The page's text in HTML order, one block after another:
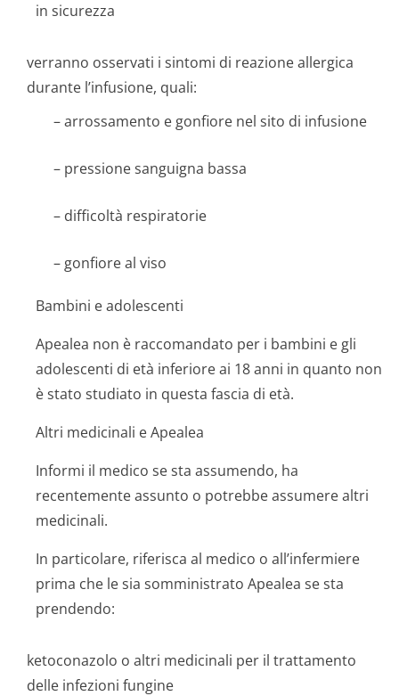
in sicurezza
verranno osservati i sintomi di reazione allergica
durante l’infusione, quali:
– arrossamento e gonfiore nel sito di infusione
– pressione sanguigna bassa
– difficoltà respiratorie
– gonfiore al viso
Bambini e adolescenti
Apealea non è raccomandato per i bambini e gli
adolescenti di età inferiore ai 18 anni in quanto non
è stato studiato in questa fascia di età.
Altri medicinali e Apealea
Informi il medico se sta assumendo, ha
recentemente assunto o potrebbe assumere altri
medicinali.
In particolare, riferisca al medico o all’infermiere
prima che le sia somministrato Apealea se sta
prendendo:
ketoconazolo o altri medicinali per il trattamento
delle infezioni fungine